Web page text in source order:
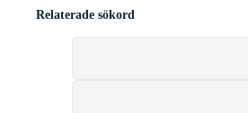
Relaterade sökord